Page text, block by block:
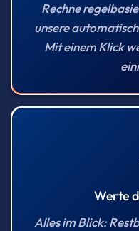
Rechne
unsere
Mit einem Klick
Werte
Alles im Blick: